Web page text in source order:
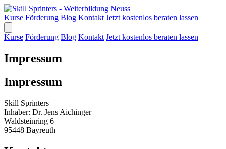
Kurse Förderung Blog Kontakt Jetzt kostenlos beraten lassen
Kurse Förderung Blog Kontakt Jetzt kostenlos beraten lassen
Impressum
Impressum
Skill Sprinters
Inhaber: Dr. Jens Aichinger
Waldsteinring 6
95448 Bayreuth